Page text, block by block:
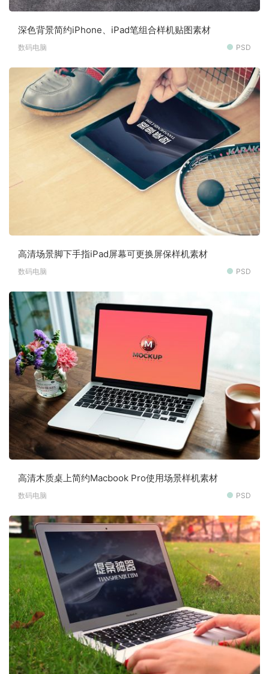
深色背景简约iPhone、iPad笔组合样机贴图素材
数码电脑 PSD
高清场景脚下手指iPad屏幕可更换屏保样机素材
数码电脑 PSD
高清木质桌上简约Macbook Pro使用场景样机素材
数码电脑 PSD